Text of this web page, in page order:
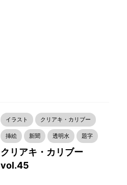
イラスト クリアキ・カリブー
挿絵 新聞 透明水 題字
クリアキ・カリブー
vol.45